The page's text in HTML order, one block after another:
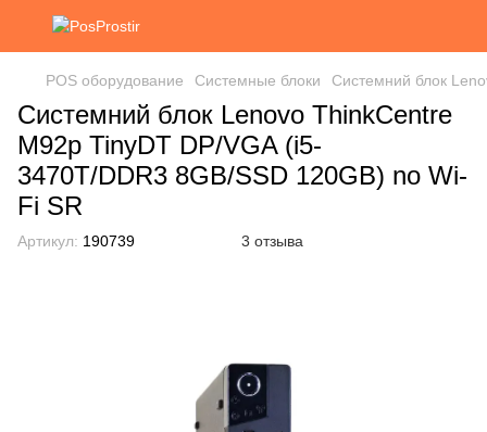
POS оборудование Системные блоки Системний блок
Системний блок Lenovo ThinkCentre
M92p TinyDT DP/VGA (i5-
3470T/DDR3 8GB/SSD 120GB) no Wi-
Fi SR
Артикул: 190739 3 отзыва